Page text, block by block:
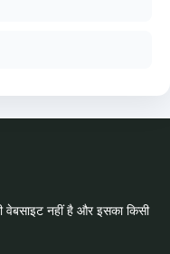
नहीं है और इसका किसी